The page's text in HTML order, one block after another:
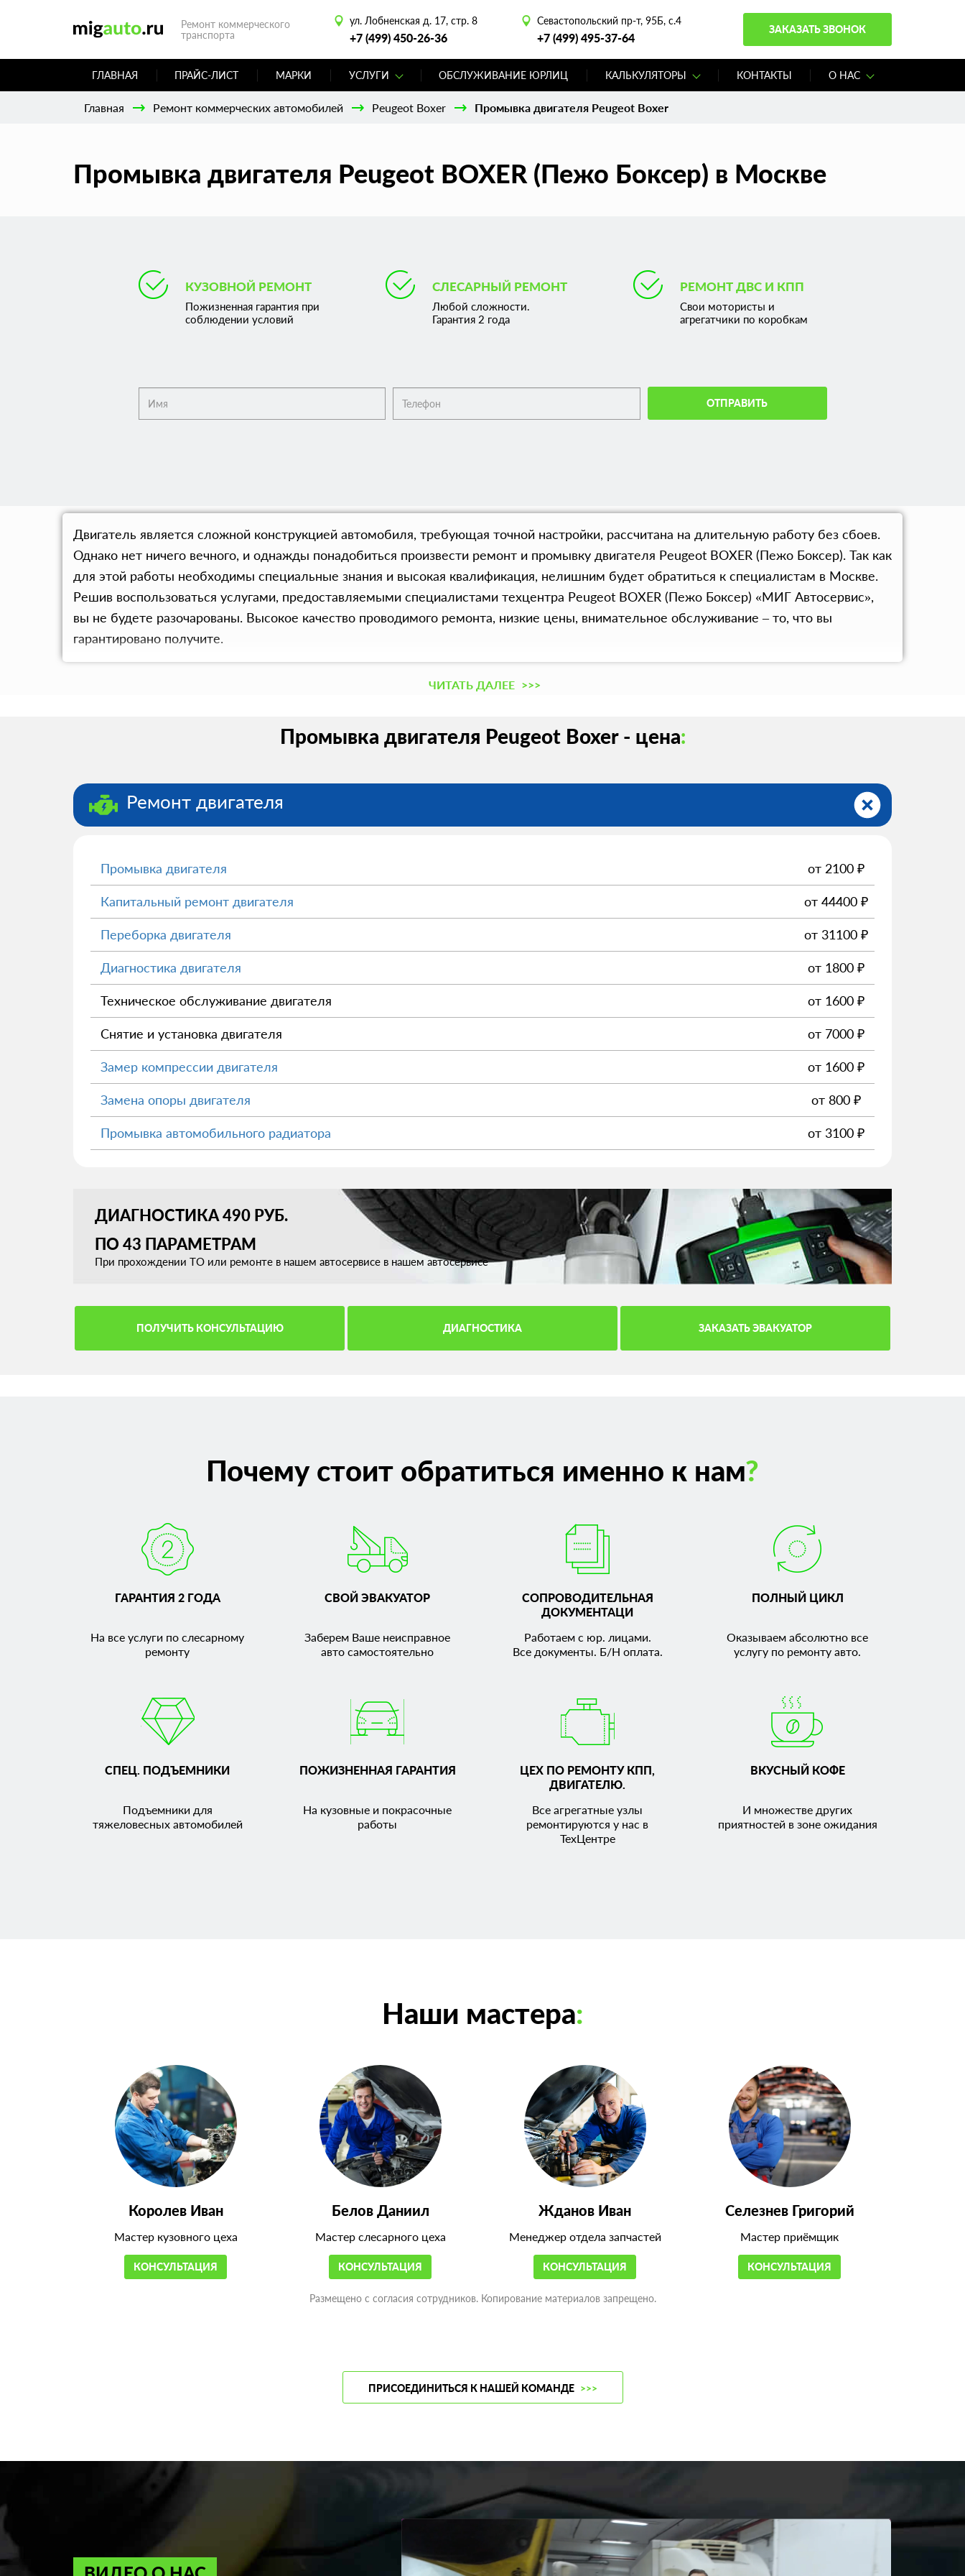
Ремонт коммерческого
транспорта
ул. Лобненская д. 17, стр. 8
+7 (499) 450-26-36
Севастопольский пр-т, 95Б, с.4
+7 (499) 495-37-64
ЗАКАЗАТЬ ЗВОНОК
ГЛАВНАЯ ПРАЙС-ЛИСТ МАРКИ УСЛУГИ ОБСЛУЖИВАНИЕ ЮРЛИЦ КАЛЬКУЛЯТОРЫ КОНТАКТЫ О НАС
Главная Ремонт коммерческих автомобилей Peugeot Boxer Промывка двигателя Peugeot Boxer
Промывка двигателя Peugeot BOXER (Пежо Боксер) в Москве
КУЗОВНОЙ РЕМОНТ
Пожизненная гарантия при
соблюдении условий
СЛЕСАРНЫЙ РЕМОНТ
Любой сложности.
Гарантия 2 года
РЕМОНТ ДВС И КПП
Свои мотористы и
агрегатчики по коробкам
ОТПРАВИТЬ
Двигатель является сложной конструкцией автомобиля, требующая точной настройки, рассчитана на длительную работу без сбоев.
Однако нет ничего вечного, и однажды понадобиться произвести ремонт и промывку двигателя Peugeot BOXER (Пежо Боксер). Так как
для этой работы необходимы специальные знания и высокая квалификация, нелишним будет обратиться к специалистам в Москве.
Решив воспользоваться услугами, предоставляемыми специалистами техцентра Peugeot BOXER (Пежо Боксер) «МИГ Автосервис»,
вы не будете разочарованы. Высокое качество проводимого ремонта, низкие цены, внимательное обслуживание – то, что вы
гарантировано получите.
ЧИТАТЬ ДАЛЕЕ >>>
Промывка двигателя Peugeot Boxer - цена:
Ремонт двигателя
Промывка двигателя от 2100 ₽
Капитальный ремонт двигателя от 44400 ₽
Переборка двигателя от 31100 ₽
Диагностика двигателя от 1800 ₽
Техническое обслуживание двигателя от 1600 ₽
Снятие и установка двигателя от 7000 ₽
Замер компрессии двигателя от 1600 ₽
Замена опоры двигателя от 800 ₽
Промывка автомобильного радиатора от 3100 ₽
ДИАГНОСТИКА 490 РУБ.
ПО 43 ПАРАМЕТРАМ
При прохождении ТО или ремонте в нашем автосервисе в нашем автосервисе
ПОЛУЧИТЬ КОНСУЛЬТАЦИЮ ДИАГНОСТИКА ЗАКАЗАТЬ ЭВАКУАТОР
Почему стоит обратиться именно к нам?
ГАРАНТИЯ 2 ГОДА
На все услуги по слесарному
ремонту
СВОЙ ЭВАКУАТОР
Заберем Ваше неисправное
авто самостоятельно
СОПРОВОДИТЕЛЬНАЯ
ДОКУМЕНТАЦИ
Работаем с юр. лицами.
Все документы. Б/Н оплата.
ПОЛНЫЙ ЦИКЛ
Оказываем абсолютно все
услугу по ремонту авто.
СПЕЦ. ПОДЪЕМНИКИ
Подъемники для
тяжеловесных автомобилей
ПОЖИЗНЕННАЯ ГАРАНТИЯ
На кузовные и покрасочные
работы
ЦЕХ ПО РЕМОНТУ КПП,
ДВИГАТЕЛЮ.
Все агрегатные узлы
ремонтируются у нас в
ТехЦентре
ВКУСНЫЙ КОФЕ
И множестве других
приятностей в зоне ожидания
Наши мастера:
Королев Иван
Мастер кузовного цеха
КОНСУЛЬТАЦИЯ
Белов Даниил
Мастер слесарного цеха
КОНСУЛЬТАЦИЯ
Жданов Иван
Менеджер отдела запчастей
КОНСУЛЬТАЦИЯ
Селезнев Григорий
Мастер приёмщик
КОНСУЛЬТАЦИЯ
Размещено с согласия сотрудников. Копирование материалов запрещено.
ПРИСОЕДИНИТЬСЯ К НАШЕЙ КОМАНДЕ >>>